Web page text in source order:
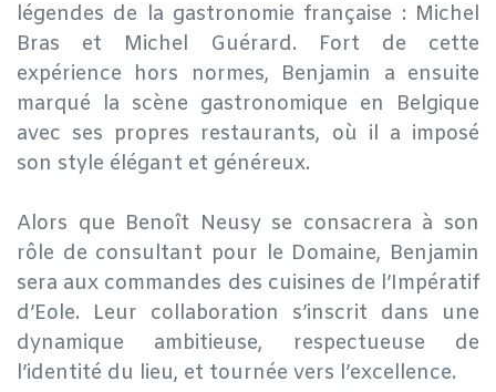
légendes de la gastronomie française : Michel
Bras et Michel Guérard. Fort de cette
expérience hors normes, Benjamin a ensuite
marqué la scène gastronomique en Belgique
avec ses propres restaurants, où il a imposé
son style élégant et généreux.
Alors que Benoît Neusy se consacrera à son
rôle de consultant pour le Domaine, Benjamin
sera aux commandes des cuisines de l’Impératif
d’Eole. Leur collaboration s’inscrit dans une
dynamique ambitieuse, respectueuse de
l’identité du lieu, et tournée vers l’excellence.